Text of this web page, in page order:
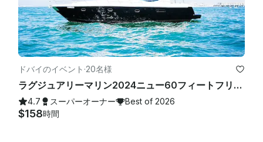
ドバイのイベント ·20名様
ラグジュアリーマリン2024ニュー60フィートフリージェットスキードバイの広々としたサンデッキベストオファー
4.7 スーパーオーナー Best of 2026
$158時間